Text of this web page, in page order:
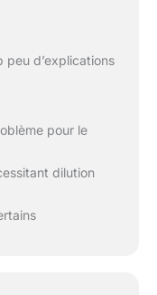
d’explications
pour le
dilution